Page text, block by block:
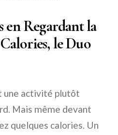
en Regardant la
le Duo
une activité plutôt
Mais même devant
quelques calories. Un